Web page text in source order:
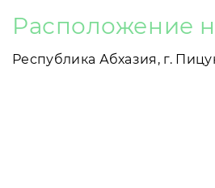
Расположение
Республика Абхазия, г.